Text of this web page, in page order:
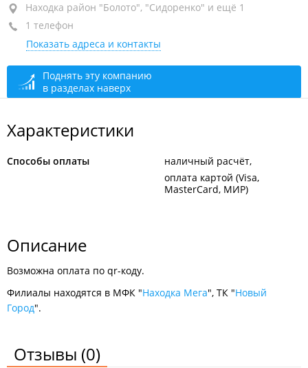
Находка, район "Болото", пр-т Мира, 3Б
ТК "Новый Город"
+7 924 320-22-63
открыто: 09:00–20:00
Находка район "Болото", "Сидоренко" и ещё 1
1 телефон
Показать адреса и контакты
Поднять эту компанию
в разделах наверх
Характеристики
Способы оплаты
наличный расчёт
оплата картой (Visa,
MasterCard, МИР)
Описание
Возможна оплата по qr-коду.
Филиалы находятся в МФК "Находка Мега", ТК "Новый
Город".
Отзывы (0)